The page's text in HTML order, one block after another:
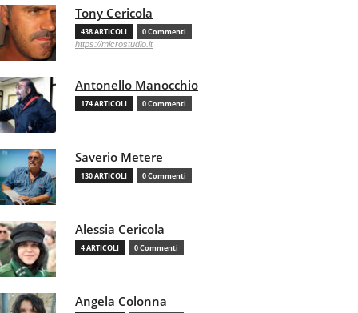
Tony Cericola
438 ARTICOLI 0 Commenti
https://microstudio.it
Antonello Manocchio
174 ARTICOLI 0 Commenti
Saverio Metere
130 ARTICOLI 0 Commenti
Alessia Cericola
4 ARTICOLI 0 Commenti
Angela Colonna